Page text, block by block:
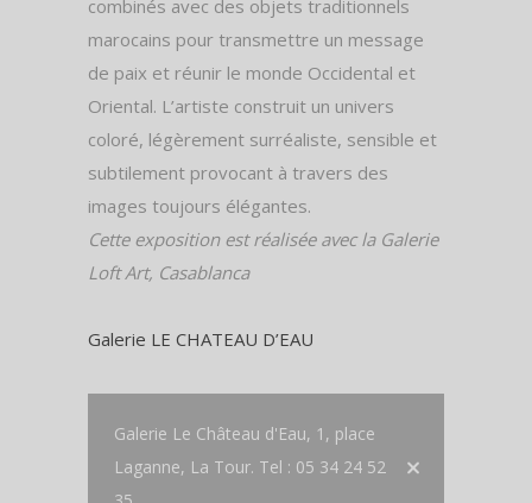
combinés avec des objets traditionnels
marocains pour transmettre un message
de paix et réunir le monde Occidental et
Oriental. L’artiste construit un univers
coloré, légèrement surréaliste, sensible et
subtilement provocant à travers des
images toujours élégantes.
Cette exposition est réalisée avec la Galerie
Loft Art, Casablanca
Galerie LE CHATEAU D’EAU
Galerie Le Château d'Eau, 1, place
Laganne, La Tour. Tel : 05 34 24 52